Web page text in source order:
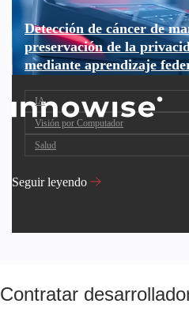
Detección de cáncer de
preservación de la
mediante aprendizaje
IA
Visión por Computador
Salud
Seguir leyendo
Contratar